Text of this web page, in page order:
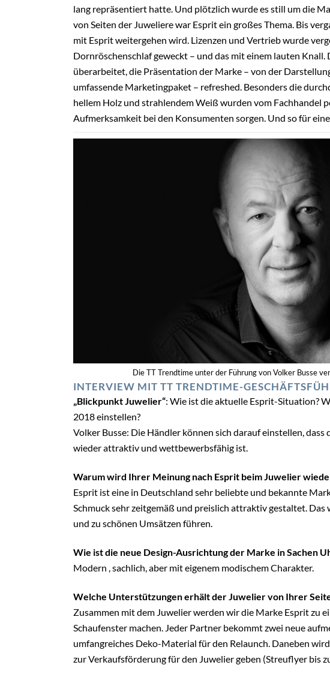
lang repräsentiert hatte. Und plötzlich wurde es still um die
von Seiten der Juweliere war Esprit ein großes Thema. Bis
mit Esprit weitergehen wird. Lizenzen und Vertrieb wurde
Dornröschenschlaf geweckt – und das mit einem lauten
überarbeitet, die Präsentation der Marke – von der
umfassende Marketingpaket – refreshed. Besonders die
hellem Holz und strahlendem Weiß wurden vom Fachhandel
Aufmerksamkeit bei den Konsumenten sorgen. Und so für
Die TT Trendtime unter der Führung von Volker Busse
INTERVIEW MIT TT TRENDTIME-
„Blickpunkt Juwelier“: Wie ist die aktuelle Esprit-Situation?
2018 einstellen?
Volker Busse: Die Händler können sich darauf einstellen,
wieder attraktiv und wettbewerbsfähig ist.
Warum wird Ihrer Meinung nach Esprit beim Juwelier
Esprit ist eine in Deutschland sehr beliebte und bekannte
Schmuck sehr zeitgemäß und preislich attraktiv gestaltet.
und zu schönen Umsätzen führen.
Wie ist die neue Design-Ausrichtung der Marke in Sachen
Modern , sachlich, aber mit eigenem modischem Charakter.
Welche Unterstützungen erhält der Juwelier von Ihrer
Zusammen mit dem Juwelier werden wir die Marke Esprit zu
Schaufenster machen. Jeder Partner bekommt zwei neue
umfangreiches Deko-Material für den Relaunch. Daneben
zur Verkaufsförderung für den Juwelier geben (Streuflyer bis